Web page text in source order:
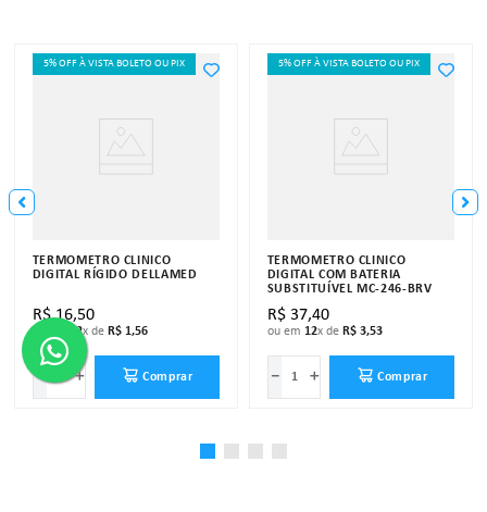
5% OFF À VISTA BOLETO OU PIX
TERMÔMETRO CLÍNICO
DIGITAL RÍGIDO DELLAMED
R$ 16,50
12x de R$ 1,56
＋
－ Comprar
5% OFF À VISTA BOLETO OU PIX
TERMÔMETRO CLINICO
DIGITAL COM BATERIA
SUBSTITUÍVEL MC-246-BRV
R$ 37,40
ou em 12x de R$ 3,53
＋
－ Comprar